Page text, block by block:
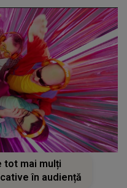
tot mai mulți
în audiență